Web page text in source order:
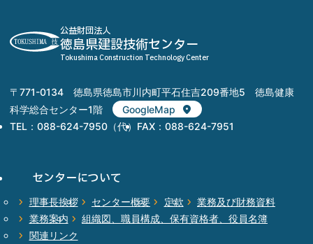
公益財団法人
徳島県建設技術センター
Tokushima Construction Technology Center
〒771-0134 徳島県徳島市川内町平石住吉209番地5 徳島健康
科学総合センター1階
GoogleMap
TEL：088-624-7950（代） FAX：088-624-7951
センターについて
理事長挨拶 センター概要 定款
業務及び財務資料
業務案内
組織図、 職員構成、 保有資格者、 役員名簿
関連リンク